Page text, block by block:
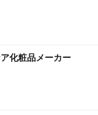
化粧品メーカー